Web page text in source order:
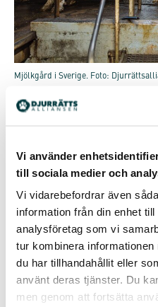
Vi använder
till sociala medier och
Vi vidarebefordrar även
information från din enhet
analysföretag som vi
tur kombinera
du har tillhandahållit eller
använt deras tjänster. Du
men genom att fortsätta
Mjölkgård i Sverige. Foto:
Mediernas rapportering är
positiva eller skämtsamma
och en kritisk granskning av
mjölkindustrin i sin helhet,
från SVT Nyheter Jämtland
let the dogs out?” av Baha
klippet där kor ses springa
berättar i inslaget att det
fotografen filmar hur en av
från SVT Nyheter
uppblåsbar ko-dräkt som
Korna görs till ett spektakel